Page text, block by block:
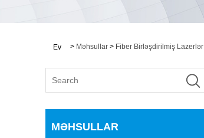
Ev > Məhsullar > Fiber Birləşdirilmiş Lazerlər
MƏHSULLAR